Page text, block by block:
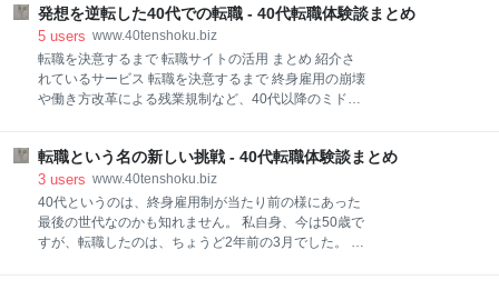
考えていました。 コロナによる自粛期間に、その数社
にコンタクトを取ってみましたが、採用自体がなくな
った、とか、とある外資系企業の場合はグローバルレ
ベ
す。こうした中、将来への不安を覚えるだけでなく、
これを機に自分らしいライフスタイルや働き方を実践
したいと考えている方も多いのではないでしょうか？
そこで今日は、キャリアの選択肢としてベンチャー企
業への転職を検討している方に、ベンチャーでの人事
チャー企業は実力主義だと言われることもあります
が、意外に（おそらく大企業以上に）ソフト面の適合
性をチェックしています。その中でも40代の転職希望
者に知っておいてほしい2点を共有します。 カルチャ
ーマッチング
発想を逆転した40代での転職 - 40代転職体験談まとめ
5 users www.40tenshoku.biz
転職を決意するまで 転職サイトの活用 まとめ 紹介さ
れているサービス 転職を決意するまで 終身雇用の崩壊
や働き方改革による残業規制など、40代以降のミド
事務方の管理職をしておりました。 働き方改革のしわ
寄せともいえる、ノー残業デーや有給消化の強制で自
身の残業がかなり増えてとても疲弊していました。 部
下の残業を抑制する為に自分が残業や休出をしてしの
いでいたのですが、ついに人手不足という名目で現場
転職という名の新しい挑戦 - 40代転職体験談まとめ
3 users www.40tenshoku.biz
40代というのは、終身雇用制が当たり前の様にあった
最後の世代なのかも知れません。 私自身、今は50歳で
すが、転職したのは、ちょうど2年前の3月でした。 終